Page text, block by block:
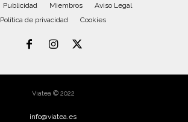
Publicidad Miembros
Aviso Legal
Política de privacidad
Cookies
Viatea © 2022
info@viatea.es